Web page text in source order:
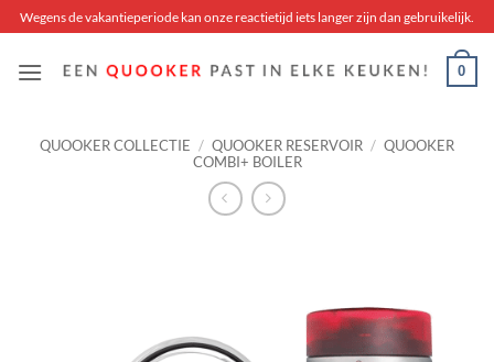
Skip
to
content
Wegens de vakantieperiode kan onze reactietijd iets langer zijn dan gebruikelijk.
0
QUOOKER COLLECTIE / QUOOKER RESERVOIR / QUOOKER
COMBI+ BOILER